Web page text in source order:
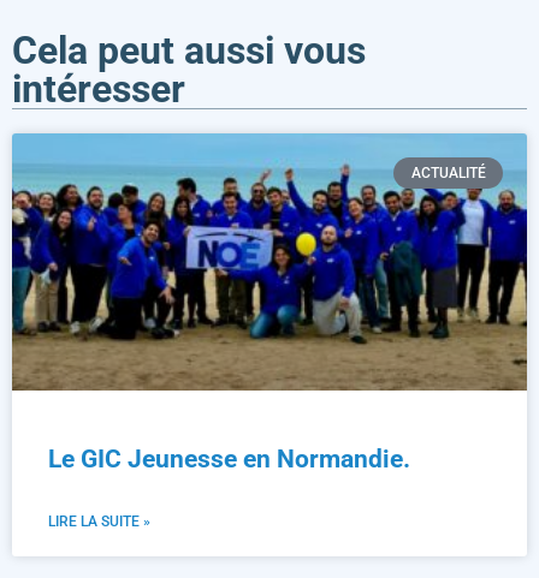
Cela peut aussi vous
intéresser
ACTUALITÉ
Le GIC Jeunesse en Normandie.
LIRE LA SUITE »